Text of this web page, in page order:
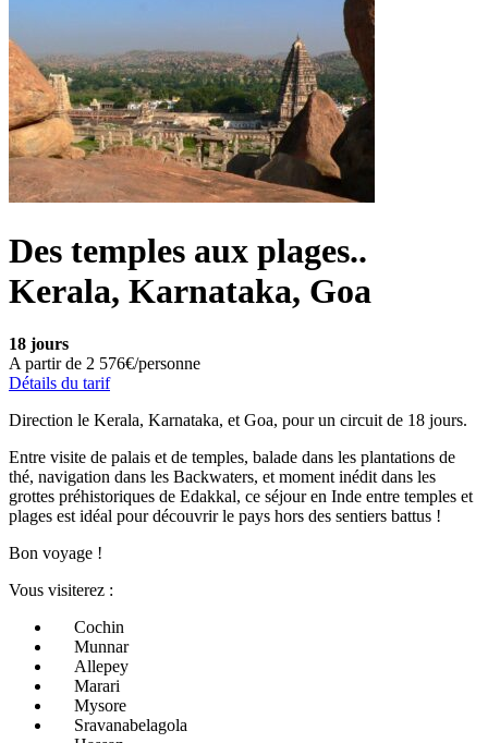
Des temples aux plages..
Kerala, Karnataka, Goa
18 jours
A partir de 2 576€/personne
Détails du tarif
Direction le Kerala, Karnataka, et Goa, pour un circuit de 18 jours.
Entre visite de palais et de temples, balade dans les plantations de
thé, navigation dans les Backwaters, et moment inédit dans les
grottes préhistoriques de Edakkal, ce séjour en Inde entre temples et
plages est idéal pour découvrir le pays hors des sentiers battus !
Bon voyage !
Vous visiterez :
Cochin
Munnar
Allepey
Marari
Mysore
Sravanabelagola